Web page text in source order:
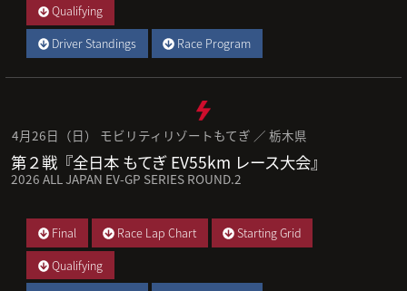
Qualifying
Driver Standings
Race Program
4月26日（日） モビリティリゾートもてぎ ／ 栃木県
第２戦『全日本 もてぎ EV55km レース大会』
2026 ALL JAPAN EV-GP SERIES ROUND.2
Final Race Lap Chart
Starting Grid
Qualifying